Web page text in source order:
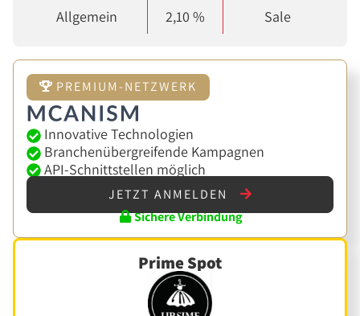
Allgemein
2,10 % Sale
PREMIUM-NETZWERK
Innovative Technologien
Branchenübergreifende Kampagnen
API-Schnittstellen möglich
JETZT ANMELDEN
Sichere Verbindung
Prime Spot